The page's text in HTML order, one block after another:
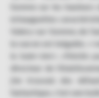
Somme sur les
échauguettes
Valery-sur-Somme, de
la vue en est inégalée,
la baie</em>, n'hésite
directeur de
j'en trouvais des
fantastique, c'est une